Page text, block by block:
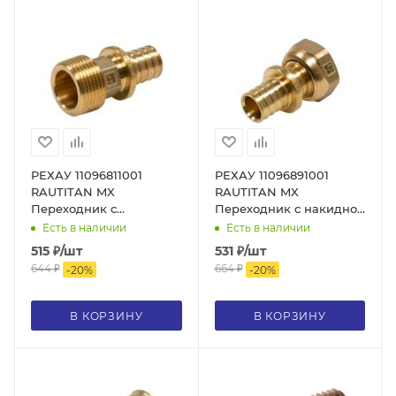
РЕХАУ 11096811001
RAUTITAN MX
Переходник с
наружной резьбой 20-R
3/4, DZR латунь
Есть в наличии
515 ₽/шт
644₽ -20%
В КОРЗИНУ
РЕХАУ 11096891001
RAUTITAN MX
Переходник с накидной
гайкой 20-G 3/4, DZR
латунь
Есть в наличии
531₽/шт
664₽ -20%
В КОРЗИНУ